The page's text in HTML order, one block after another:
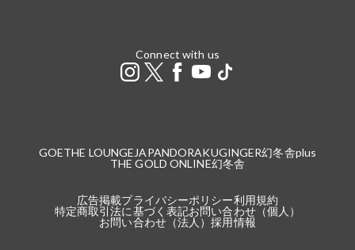
Connect with us
GOETHE LOUNGE JAPANDORAKUGINGER幻冬舎plus
THE GOLD ONLINE幻冬舎
広告掲載プライバシーポリシー利用規約
特定商取引法に基づく表記お問い合わせ（個人）
お問い合わせ（法人）採用情報